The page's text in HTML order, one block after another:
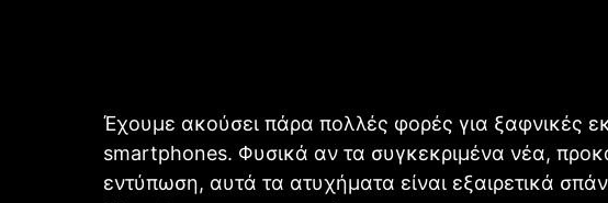
Έχουμε ακούσει πάρα πολλές φορές για ξαφνικές
smartphones. Φυσικά αν τα συγκεκριμένα νέα,
εντύπωση, αυτά τα ατυχήματα είναι εξαιρετικά